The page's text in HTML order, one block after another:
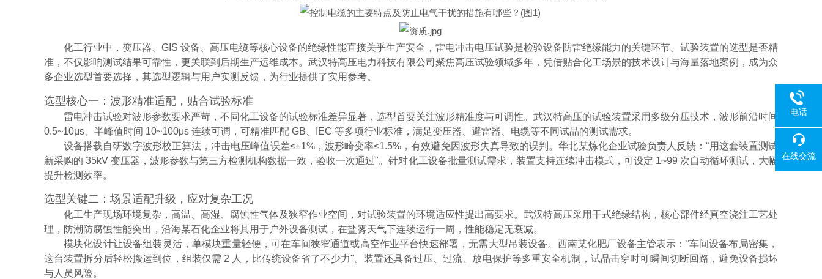
化工行业中，变压器、GIS 设备、高压电缆等核心设备的绝缘性能直接关乎生产安全，雷电冲击电压试验是检验设备防雷绝缘能力的关键环节。试验装置的选型是否精
准，不仅影响测试结果可靠性，更关联到后期生产运维成本。武汉特高压电力科技有限公司聚焦高压试验领域多年，凭借贴合化工场景的技术设计与海量落地案例，成为众
多企业选型首要选择，其选型逻辑与用户实测反馈，为行业提供了实用参考。
选型核心一：波形精准适配，贴合试验标准
雷电冲击试验对波形参数要求严苛，不同化工设备的试验标准差异显著，选型首要关注波形精准度与可调性。武汉特高压的试验装置采用多级分压技术，波形前沿时间
0.5~10μs、半峰值时间 10~100μs 连续可调，可精准匹配 GB、IEC 等多项行业标准，满足变压器、避雷器、电缆等不同试品的测试需求。
设备搭载自研数字波形校正算法，冲击电压峰值误差≤±1%，波形畸变率≤1.5%，有效避免因波形失真导致的误判。华北某炼化企业试验负责人反馈：“用这套装置测试
新采购的 35kV 变压器，波形参数与第三方检测机构数据一致，验收一次通过"。针对化工设备批量测试需求，装置支持连续冲击模式，可设定 1~99 次自动循环测试，大幅
提升检测效率。
选型关键二：场景适配升级，应对复杂工况
化工生产现场环境复杂，高温、高湿、腐蚀性气体及狭窄作业空间，对试验装置的环境适应性提出高要求。武汉特高压采用干式绝缘结构，核心部件经真空浇注工艺处
理，防潮防腐蚀性能突出，沿海某石化企业将其用于户外设备测试，在盐雾天气下连续运行一周，性能稳定无衰减。
模块化设计让设备组装灵活，单模块重量轻便，可在车间狭窄通道或高空作业平台快速部署，无需大型吊装设备。西南某化肥厂设备主管表示：“车间设备布局密集，
这台装置拆分后轻松搬运到位，组装仅需 2 人，比传统设备省了不少力"。装置还具备过压、过流、放电保护等多重安全机制，试品击穿时可瞬间切断回路，避免设备损坏
与人员风险。
电话
在线交流